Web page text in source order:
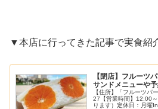
▼本店に行ってきた記事で実食紹
【閉店】フルーツ
サンドメニューや
【住所】「フルーツパ
27【営業時間】12:00
ります）定休日：月曜